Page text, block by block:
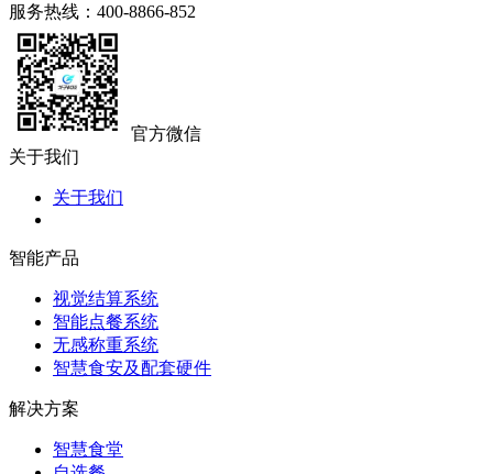
服务热线：400-8866-852
官方微信
关于我们
关于我们
智能产品
视觉结算系统
智能点餐系统
无感称重系统
智慧食安及配套硬件
解决方案
智慧食堂